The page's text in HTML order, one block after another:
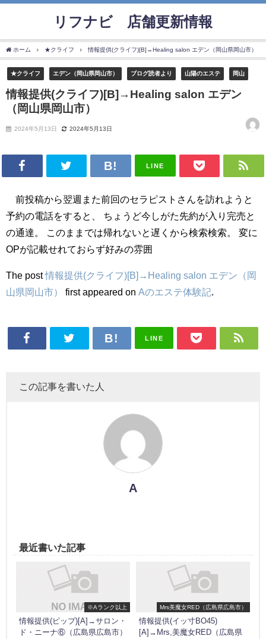
リフナビ®店舗更新情報
ホーム ★クライフ 情報提供(クライフ)[B]→Healing salon エデン（岡山県岡山市）
★クライフ エデン（岡山県岡山市） ブログ読者より 山陽のエステ 岡山
情報提供(クライフ)[B]→Healing salon エデン
（岡山県岡山市）
2024年5月13日 2024年5月13日
LINE
前投稿から翌週また前回のセラピストさんを訪れようと
予約の電話をすると、 ちょうど今しがた先約が入り完売と
の通達。 このままでは帰れないと遅くから検索検索。 変に
OPが記載せれておらず好みの雰囲
The post情報提供(クライフ)[B]→Healing salon エデン（岡
山県岡山市）
first appeared on Aのエステ体験記
LINE
この記事を書いた人
A
最近書いた記事
※Aランク以上
情報提供(ピップ)[A]→サロン・
ド・ニーナ⑥（広島県広島市）
Mrs美魔女RED（広島県広島市）
情報提供(イッ寸BO45)
[A]→Mrs,美魔女RED（広島県